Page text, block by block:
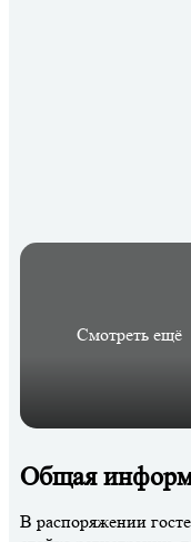
Смотреть ещё
Общая
В распоряжении